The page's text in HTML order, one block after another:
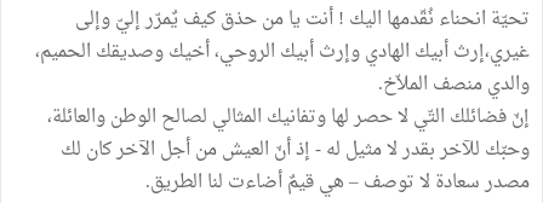
تحيّة انحناء نُقّدمها اليك ! أنت يا من حذق كيف يٌمرّر إليّ وإلى
غيري،إرث أبيك الهادي وإرث أبيك الروحي، أخيك وصديقك الحميم،
والدي منصف الملاّخ.
إنّ فضائلك التّي لا حصر لها وتفانيك المثالي لصالح الوطن والعائلة،
وحبّك للآخر بقدر لا مثيل له - إذ أنّ العيش من أجل الآخر كان لك
مصدر سعادة لا توصف – هي قيمٌ أضاءت لنا الطريق.